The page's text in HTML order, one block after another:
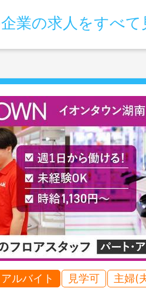
業の求人をすべて
ルバイト 見学可
主婦(